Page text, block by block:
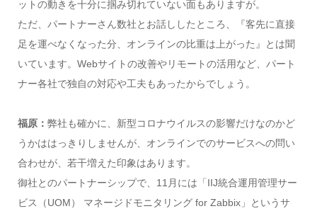
ットの動きを十分に掴み切れていない面もありますが。
ただ、パートナーさん数社とお話ししたところ、『客先に直接
足を運べなくなった分、オンラインの比重は上がった』とは聞
いています。Webサイトの改善やリモートの活用など、パート
ナー各社で独自の対応や工夫もあったからでしょう。
福原： 弊社も確かに、新型コロナウイルスの影響だけなのかど
うかははっきりしませんが、オンラインでのサービスへの問い
合わせが、若干増えた印象はあります。
御社とのパートナーシップで、11月には「IIJ統合運用管理サー
ビス（UOM） マネージドモニタリング for Zabbix」というサ